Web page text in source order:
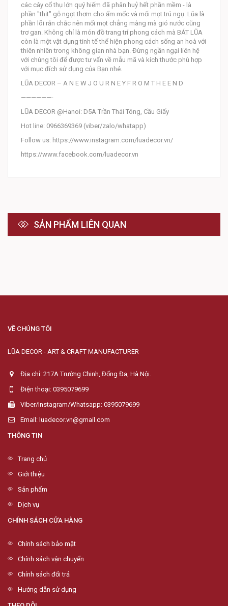
các cây cổ thụ lớn quý hiếm đã phân huỷ hết phần mềm - là
phần "thịt" gỗ ngọt thơm cho ẩm mốc và mối mọt trú ngụ. Lũa là
phần lõi rắn chắc nên mối mọt chẳng màng mà gió nước cũng
trơ gan. Không chỉ là món đồ trang trí phong cách mà BÁT LŨA
còn là một vật dụng tinh tế thể hiện phong cách sống an hoà với
thiên nhiên trong không gian nhà bạn. Đừng ngần ngại liên hệ
với chúng tôi để được tư vấn về mẫu mã và kích thước phù hợp
với mục đích sử dụng của Bạn nhé.
LŨA DECOR – A N E W J O U R N E Y F R O M T H E E N D
——————-
LŨA DECOR @Hanoi: D5A Trần Thái Tông, Cầu Giấy
Hot line: 0966369369 (viber/zalo/whatapp)
Follow us: https://www.instagram.com/luadecor.vn/
https://www.facebook.com/luadecor.vn
SẢN PHẨM LIÊN QUAN
VỀ CHÚNG TÔI
LŨA DECOR - ART & CRAFT MANUFACTURER
Địa chỉ: 217A Trường Chinh, Đống Đa, Hà Nội.
Điện thoại: 0395079699
Viber/Instagram/Whatsapp: 0395079699
Email: luadecor.vn@gmail.com
THÔNG TIN
Trang chủ
Giới thiệu
Sản phẩm
Dịch vụ
CHÍNH SÁCH CỬA HÀNG
Chính sách bảo mật
Chính sách vận chuyển
Chính sách đổi trả
Hướng dẫn sử dụng